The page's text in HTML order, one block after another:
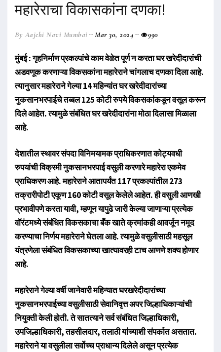
महारेराचा विकासकांना दणका!
By Aajchi Navi Mumbai Mar 30, 2024 990
मुंबई : गृहनिर्माण प्रकल्पांचे काम वेळेत पूर्ण न करता घर खरेदीदारांची
अडवणूक करणाऱ्या विकसकांना महारेराने चांगलाच दणका दिला आहे.
त्यानुसार महारेराने गेल्या 14 महिन्यांत घर खरेदीदारांच्या
नुकसानभरपाईचे तब्बल 125 कोटी रुपये विकसकांकडून वसूल करून
दिले आहेत. त्यामुळे संबंधित घर खरेदीदारांना मोठा दिलासा मिळाला
आहे.
देशातील स्थावर संपदा विनिमयामक प्राधिकरणात कोट्यवधी
रुपयांची विक्रमी नुकसानभरपाई वसुली करणारे महारेरा एकमेव
प्राधिकरण आहे. महारेराने आतापर्यंत 117 प्रकल्पांतील 273
तक्रारीपोटी एकूण 160 कोटी वसूल केलेले आहेत. ही वसुली आणखी
प्रभावीपणे करता यावी, म्हणून यापुढे जारी केल्या जाणाऱ्या प्रत्येक
वॉरंटमध्ये संबंधित विकसकाचा बँक खाते क्रमांकही आवर्जून नमूद
करण्याचा निर्णय महारेराने घेतला आहे. त्यामुळे वसुलीसाठी महसूल
यंत्रणेला संबंधित विकसकाच्या खात्यावरही टाच आणणे शक्य होणार
आहे.
महारेराने गेल्या वर्षी जानेवारी महिन्यात घरखरेदीदारांच्या
नुकसानभरपाईच्या वसुलीसाठी सेवानिवृत्त अपर जिल्हाधिकाऱ्यांची
नियुक्ती केली होती. ते सातत्याने सर्व संबंधित जिल्हाधिकारी,
उपजिल्हाधिकारी, तहसीलदार, तलाठी यांच्याशी संपर्कात असतात.
महारेराने या वसुलीला सर्वोच्च प्राधान्य दिलेले असून प्रत्येक